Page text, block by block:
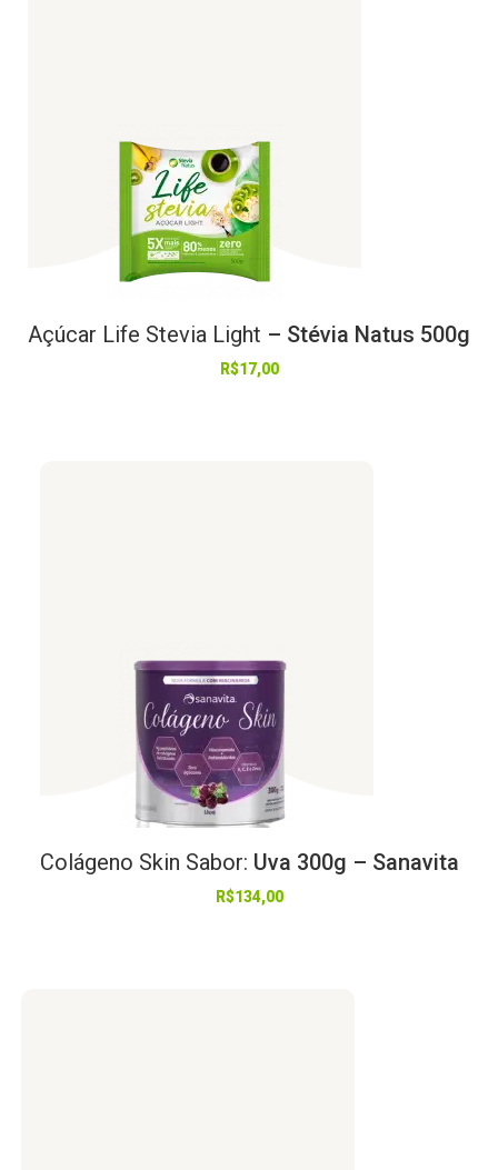
Açúcar Life Stevia Light – Stévia Natus 500g
R$17,00
Colágeno Skin Sabor: Uva 300g – Sanavita
R$134,00